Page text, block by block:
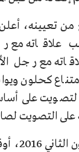
تعيينه،
علاقاته مع
مع رجل
على
التصويت
بينما في